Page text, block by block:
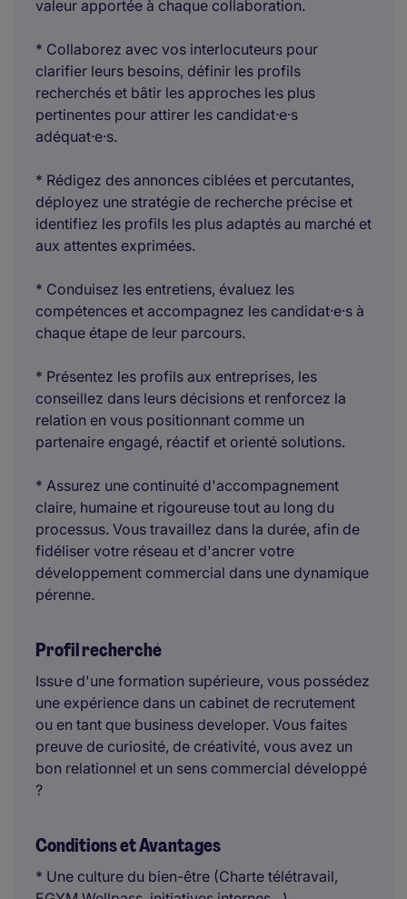
valeur apportée à chaque collaboration.
* Collaborez avec vos interlocuteurs pour
clarifier leurs besoins, définir les profils
recherchés et bâtir les approches les plus
pertinentes pour attirer les candidat·e·s
adéquat·e·s.
* Rédigez des annonces ciblées et percutantes,
déployez une stratégie de recherche précise et
identifiez les profils les plus adaptés au marché et
aux attentes exprimées.
* Conduisez les entretiens, évaluez les
compétences et accompagnez les candidat·e·s à
chaque étape de leur parcours.
* Présentez les profils aux entreprises, les
conseillez dans leurs décisions et renforcez la
relation en vous positionnant comme un
partenaire engagé, réactif et orienté solutions.
* Assurez une continuité d'accompagnement
claire, humaine et rigoureuse tout au long du
processus. Vous travaillez dans la durée, afin de
fidéliser votre réseau et d'ancrer votre
développement commercial dans une dynamique
pérenne.
Profil recherché
Issu·e d'une formation supérieure, vous possédez
une expérience dans un cabinet de recrutement
ou en tant que business developer. Vous faites
preuve de curiosité, de créativité, vous avez un
bon relationnel et un sens commercial développé
?
Conditions et Avantages
* Une culture du bien-être (Charte télétravail,